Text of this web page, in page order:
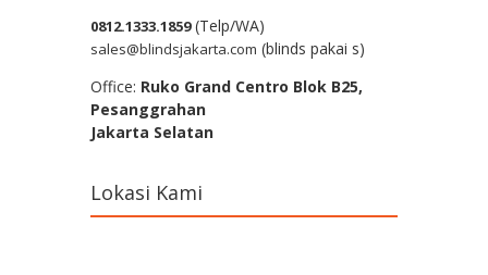
0812.1333.1859 (Telp/WA)
sales@blindsjakarta.com (blinds pakai s)
Office: Ruko Grand Centro Blok B25,
Pesanggrahan
Jakarta Selatan
Lokasi Kami